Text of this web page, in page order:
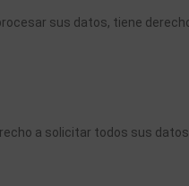
sus datos, tiene
a solicitar todos sus